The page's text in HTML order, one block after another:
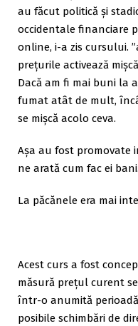
au făcut politică și
occidentale financiare
online, i-a zis cursului.
prețurile activează
Dacă am fi mai buni la
fumat atât de mult,
se mișcă acolo ceva.
Așa au fost promovate
ne arată cum fac ei bani.
La păcănele era mai
Acest curs a fost
măsură prețul curent
într-o anumită
posibile schimbări de